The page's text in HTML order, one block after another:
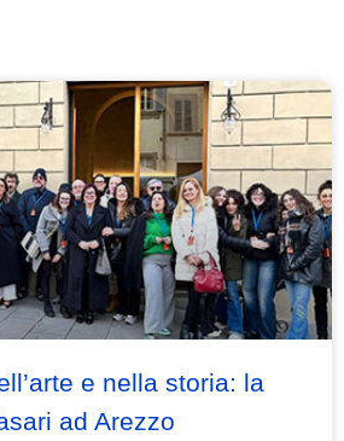
e nella storia: la
ad Arezzo